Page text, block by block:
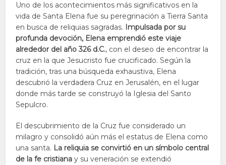
Uno de los acontecimientos más significativos en la
vida de Santa Elena fue su peregrinación a Tierra Santa
en busca de reliquias sagradas. Impulsada por su
profunda devoción, Elena emprendió este viaje
alrededor del año 326 d.C., con el deseo de encontrar la
cruz en la que Jesucristo fue crucificado. Según la
tradición, tras una búsqueda exhaustiva, Elena
descubrió la verdadera Cruz en Jerusalén, en el lugar
donde más tarde se construyó la Iglesia del Santo
Sepulcro.
El descubrimiento de la Cruz fue considerado un
milagro y consolidó aún más el estatus de Elena como
una santa. La reliquia se convirtió en un símbolo central
de la fe cristiana y su veneración se extendió